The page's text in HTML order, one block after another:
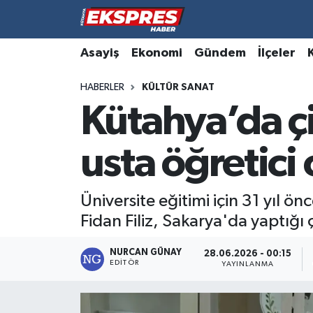
Asayiş Ekonomi Gündem İlçeler
HABERLER KÜLTÜR SANAT
Kütahya’da
usta öğretici
Üniversite eğitimi için 31 yıl
Fidan Filiz, Sakarya'da yaptığı
NURCAN GÜNAY
EDITÖR
28.06.2026 - 00:15
YAYINLANMA
Altıntaş
Aslanapa
Biyografiler
Domaniç
Hava Durumu
Trafik Durumu
Süper Lig Puan Durumu ve Fikstür
Tüm Manşetler
Son Dakika Haberleri